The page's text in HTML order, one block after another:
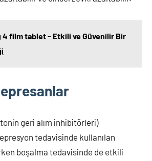
4 film tablet - Etkili ve Güvenilir Bir
geri alım inhibitörleri)
tedavisinde kullanılan
boşalma tedavisinde de etkili